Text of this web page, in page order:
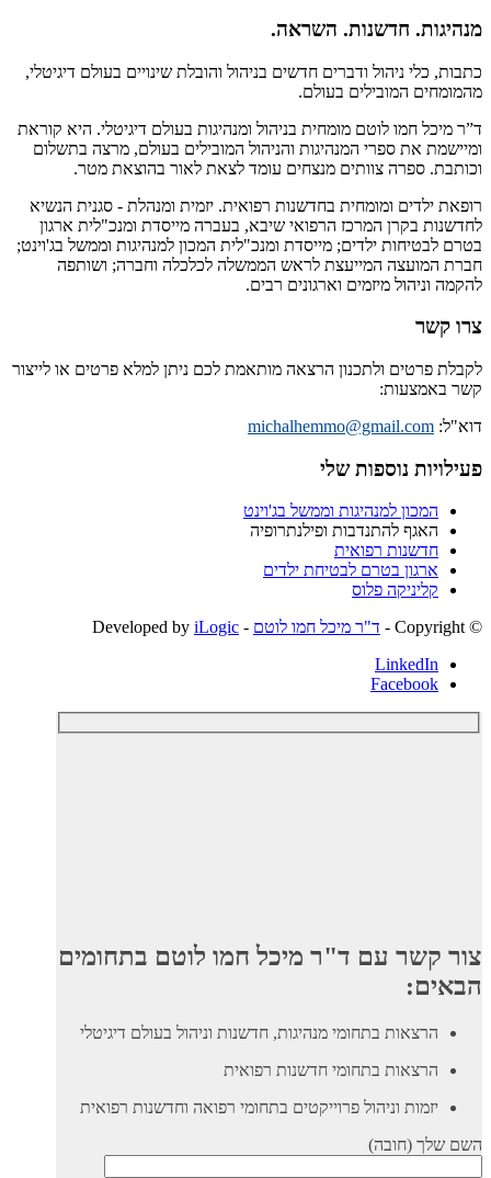
מנהיגות. חדשנות. השראה.
כתבות, כלי ניהול ודברים חדשים בניהול והובלת שינויים בעולם דיגיטלי,
מהמומחים המובילים בעולם.
ד”ר מיכל חמו לוטם מומחית בניהול ומנהיגות בעולם דיגיטלי. היא קוראת
ומיישמת את ספרי המנהיגות והניהול המובילים בעולם, מרצה בתשלום
וכותבת. ספרה צוותים מנצחים עומד לצאת לאור בהוצאת מטר.
רופאת ילדים ומומחית בחדשנות רפואית. יזמית ומנהלת - סגנית הנשיא
לחדשנות בקרן המרכז הרפואי שיבא, בעברה מייסדת ומנכ"לית ארגון
בטרם לבטיחות ילדים; מייסדת ומנכ"לית המכון למנהיגות וממשל בג'וינט;
חברת המועצה המייעצת לראש הממשלה לכלכלה וחברה; ושותפה
להקמה וניהול מיזמים וארגונים רבים.
צרו קשר
לקבלת פרטים ולתכנון הרצאה מותאמת לכם ניתן למלא פרטים או לייצור
קשר באמצעות:
דוא"ל: michalhemmo@gmail.com
פעילויות נוספות שלי
המכון למנהיגות וממשל בג'וינט
האגף להתנדבות ופילנתרופיה
חדשנות רפואית
ארגון בטרם לבטיחת ילדים
קליניקה פלוס
© ‫Copyright -
ד"ר מיכל חמו לוטם - Developed by
iLogic
LinkedIn
Facebook
צור קשר עם ד"ר מיכל חמו לוטם בתחומים
הבאים:
הרצאות בתחומי מנהיגות, חדשנות וניהול בעולם דיגיטלי
הרצאות בתחומי חדשנות רפואית
יזמות וניהול פרוייקטים בתחומי רפואה וחדשנות רפואית
השם שלך (חובה)